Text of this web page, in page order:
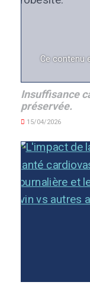
Ce contenu
Insuffisance
préservée.
15/04/2026